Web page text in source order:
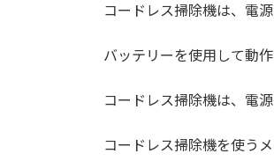
コードレス掃除機は、電
バッテリーを使用して動
コードレス掃除機は、電
コードレス掃除機を使う